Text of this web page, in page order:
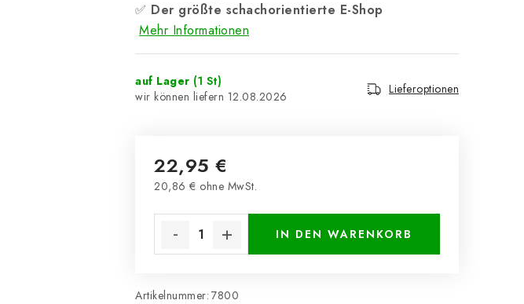
✅ Der größte schachorientierte E-Shop
Mehr Informationen
auf Lager (1 St)
12.08.2026
Lieferoptionen
22,95 €
20,86 € ohne MwSt.
IN DEN WARENKORB
Artikelnummer: 7800